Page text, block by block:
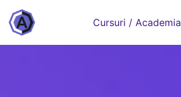
Cursuri / Academia